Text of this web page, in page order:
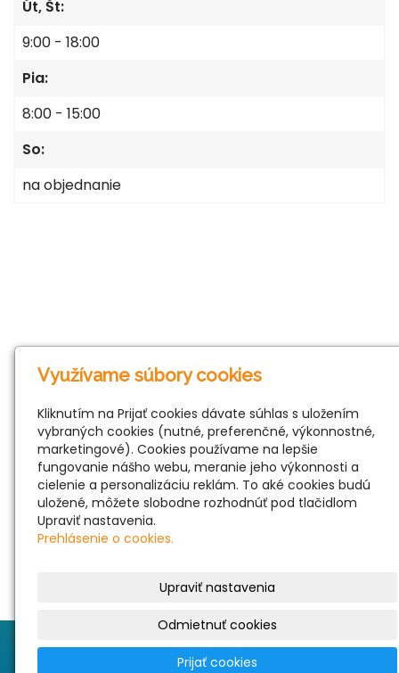
Út, Št:
9:00 - 18:00
Pia:
8:00 - 15:00
So:
na objednanie
Využívame súbory cookies
Kliknutím na Prijať cookies dávate súhlas s uložením
vybraných cookies (nutné, preferenčné, výkonnostné,
marketingové). Cookies používame na lepšie
fungovanie nášho webu, meranie jeho výkonnosti a
cielenie a personalizáciu reklám. To aké cookies budú
uložené, môžete slobodne rozhodnúť pod tlačidlom
Upraviť nastavenia.
Prehlásenie o cookies.
Upraviť nastavenia
Odmietnuť cookies
Prijať cookies
Toto je vzorový web. Chcete tiež takéto stránky?